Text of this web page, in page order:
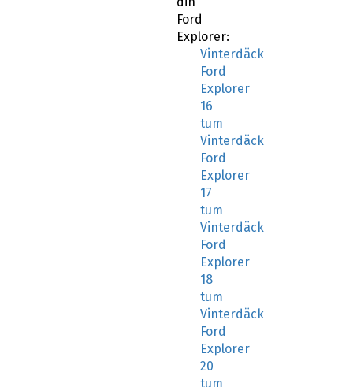
Ford
Explorer:
Vinterdäck
Ford
Explorer
16
tum
Vinterdäck
Ford
Explorer
17
tum
Vinterdäck
Ford
Explorer
18
tum
Vinterdäck
Ford
Explorer
20
tum